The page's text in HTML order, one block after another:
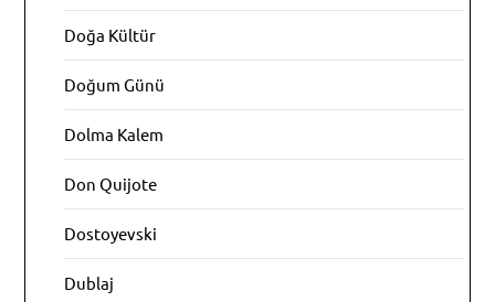
Doğa Kültür
Doğum Günü
Dolma Kalem
Don Quijote
Dostoyevski
Dublaj